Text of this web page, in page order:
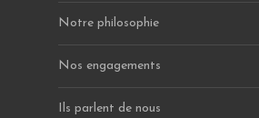
Notre philosophie
Nos engagements
Ils parlent de nous